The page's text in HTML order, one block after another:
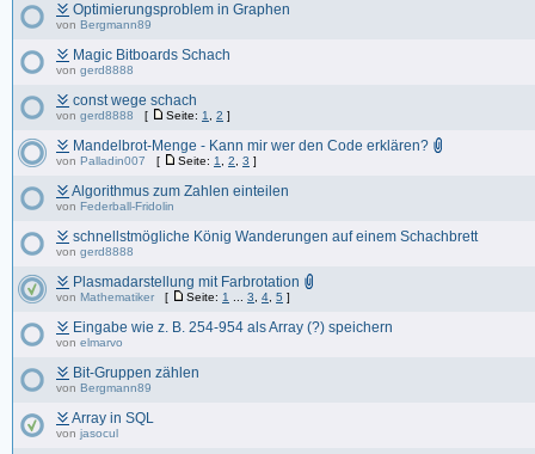
Optimierungsproblem in Graphen
von Bergmann89
Magic Bitboards Schach
von gerd8888
const wege schach
von gerd8888 [ Seite: 1 2 ]
Mandelbrot-Menge - Kann mir wer den Code erklären?
von Palladin007 [ Seite: 1 2 3 ]
Algorithmus zum Zahlen einteilen
von Federball-Fridolin
schnellstmögliche König Wanderungen auf einem Schachbrett
von gerd8888
Plasmadarstellung mit Farbrotation
von Mathematiker [ Seite: 1 3 4 5 ]
Eingabe wie z. B. 254-954 als Array (?) speichern
von elmarvo
Bit-Gruppen zählen
von Bergmann89
Array in SQL
von jasocul